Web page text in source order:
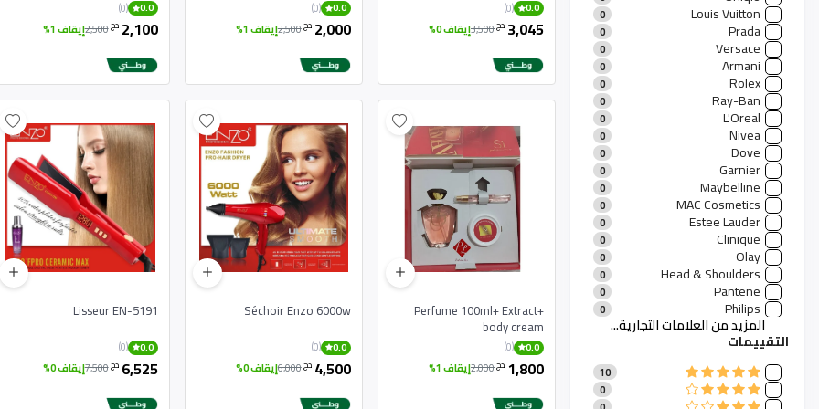
مستلزمات وألعاب الأطفال 0
Sports Products
0
Packing Materials
0
Hardware
0
Watches
0
Sunglasses
0
Phones And Tablets
0
Digital Products
0
Louis Vuitton
0
Prada
0
Versace
0
Armani
0
Rolex
0
Ray-Ban
0
L'Oreal
0
Nivea
0
Dove
0
Garnier
0
Maybelline
0
MAC Cosmetics
0
Estee Lauder
0
Clinique
0
Olay
0
Head & Shoulders
0
Pantene
0
Philips
0
Bosch
Dyson
Whirlpool
0
Samsung Home
0
LG Appliances
0
المزيد من العلامات التجارية...
التقييمات
10
0
0.0
(0)
3,045 دج3,500إيقاف 0%
0.0
(0)
2,000 دج2,500إيقاف 1%
0.0
(0)
2,100 دج2,500إيقاف 1%
Perfume 100ml+ Extract+
body cream
0.0
(0)
1,800 دج2,000إيقاف 1%
Séchoir Enzo 6000w
0.0
(0)
4,500 دج6,000إيقاف 0%
Lisseur EN-5191
0.0
(0)
6,525 دج7,500إيقاف 0%